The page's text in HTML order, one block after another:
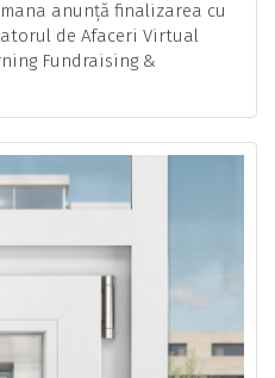
anunță finalizarea cu
de Afaceri Virtual
Fundraising &